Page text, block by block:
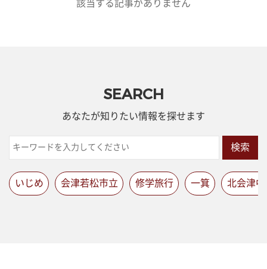
該当する記事がありません
SEARCH
あなたが知りたい情報を探せます
検索
いじめ 会津若松市立 修学旅行 一箕 北会津中